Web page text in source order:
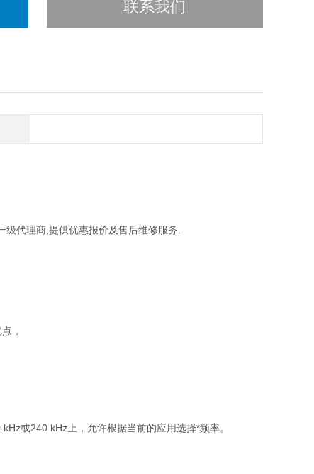
联系我们
级代理商,提供优惠报价及售后维修服务.
，
或240 kHz上，允许根据当前的应用选择*频率。